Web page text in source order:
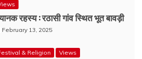
रहस्य : रठासी गांव स्थित भूत बावड़ी
February 13, 2025
& Religion Views